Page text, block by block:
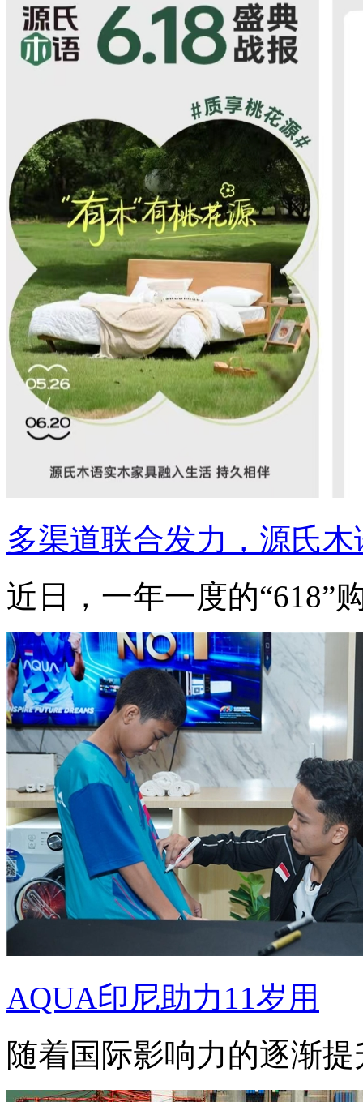
多渠道联合发力，源氏木
近日，一年一度的“618”
AQUA印尼助力11岁用
随着国际影响力的逐渐